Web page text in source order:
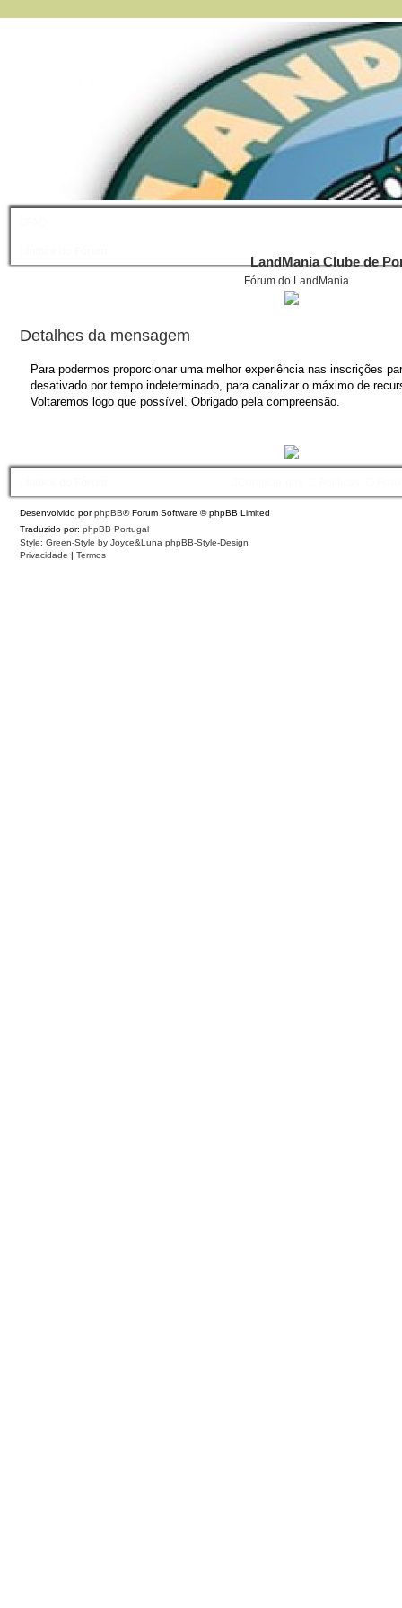
LandMania Clube de
Fórum do LandMania
Detalhes da mensagem
Para podermos proporcionar uma melhor experiência nas inscrições
desativado por tempo indeterminado, para canalizar o máximo de
Voltaremos logo que possível. Obrigado pela compreensão.
Desenvolvido porphpBB® Forum Software © phpBB Limited
Traduzido por: phpBB Portugal
Style: Green-Style by Joyce&Luna phpBB-Style-Design
Privacidade | Termos